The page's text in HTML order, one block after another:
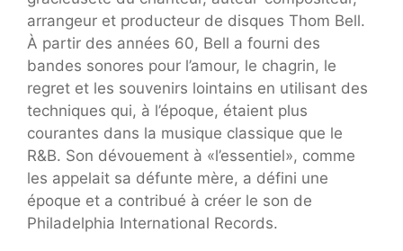
arrangeur et producteur de disques Thom Bell.
À partir des années 60, Bell a fourni des
bandes sonores pour l’amour, le chagrin, le
regret et les souvenirs lointains en utilisant des
techniques qui, à l’époque, étaient plus
courantes dans la musique classique que le
R&B. Son dévouement à «l’essentiel», comme
les appelait sa défunte mère, a défini une
époque et a contribué à créer le son de
Philadelphia International Records.